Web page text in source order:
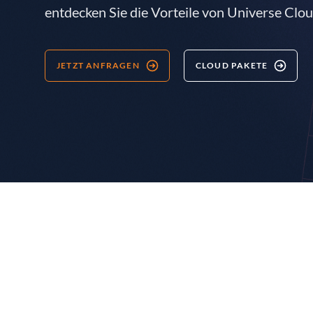
entdecken Sie die Vorteile von Universe
JETZT ANFRAGEN CLOUD PAKETE